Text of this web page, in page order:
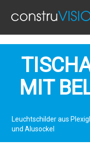
MIT
Leuchtschilder aus
und Alusockel